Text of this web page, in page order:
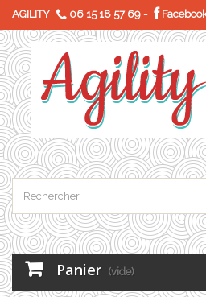
AGILITY 06 15 18 57 69 -
Panier (vide)